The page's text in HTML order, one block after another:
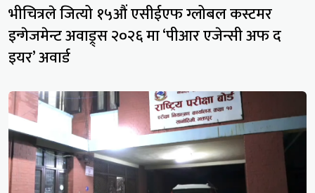
भीचित्रले जित्यो १५औं एसीईएफ ग्लोबल कस्टमर
इन्गेजमेन्ट अवाड्र्स २०२६ मा ‘पीआर एजेन्सी अफ द
इयर’ अवार्ड